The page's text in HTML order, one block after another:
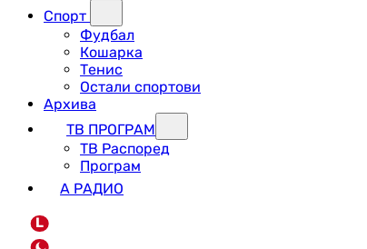
Спорт
Фудбал
Кошарка
Тенис
Остали спортови
Архива
ТВ ПРОГРАМ
ТВ Распоред
Програм
А РАДИО
L